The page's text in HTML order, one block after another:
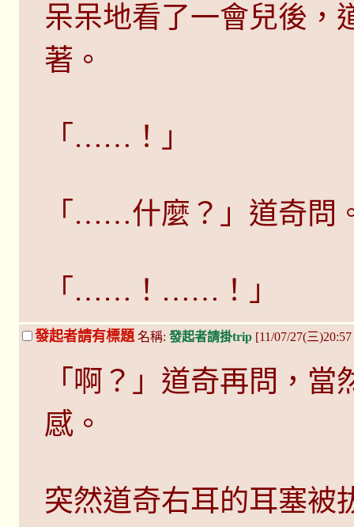
呆呆地看了一會兒後，
著。
「……！」
「……什麼？」道奇問
「……！……！」
發起者請有標題 名稱: 發起者請掛trip [11/07/27(三
「啊？」道奇再問，
感。
突然道奇右耳的耳塞被